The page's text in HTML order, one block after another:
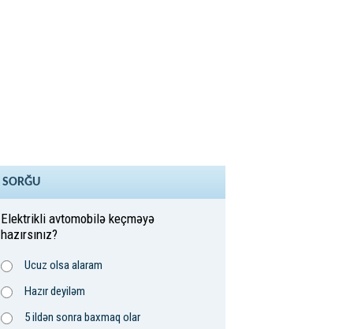
SORĞU
Elektrikli avtomobilə keçməyə
hazırsınız?
Ucuz olsa alaram
Hazır deyiləm
5 ildən sonra baxmaq olar